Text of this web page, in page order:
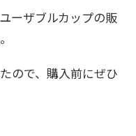
ーザブルカップの販
ので、購入前にぜひ